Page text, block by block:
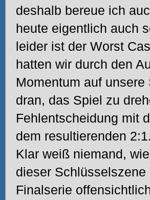
deshalb bereue ich
heute eigentlich auch
leider ist der Worst
hatten wir durch den
Momentum auf
dran, das Spiel zu
Fehlentscheidung mit
dem resultierenden 2:1.
Klar weiß niemand,
dieser
Finalserie